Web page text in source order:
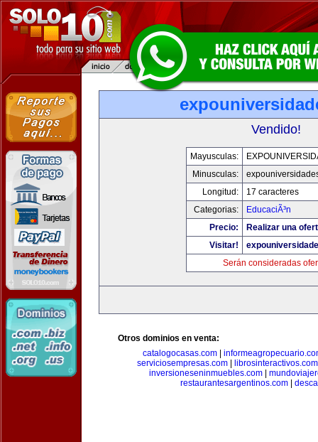
Vendido!
Mayusculas:
Minusculas:
Longitud:
17 caracteres
Categorias:
EducaciÃ³n
Precio:
Realizar una
Visitar!
Serán consideradas
Otros dominios en venta:
catalogocasas.com
serviciosempresas.com| librosinteractivos.com
inversioneseninmuebles.com|
restaurantesargentinos.com|